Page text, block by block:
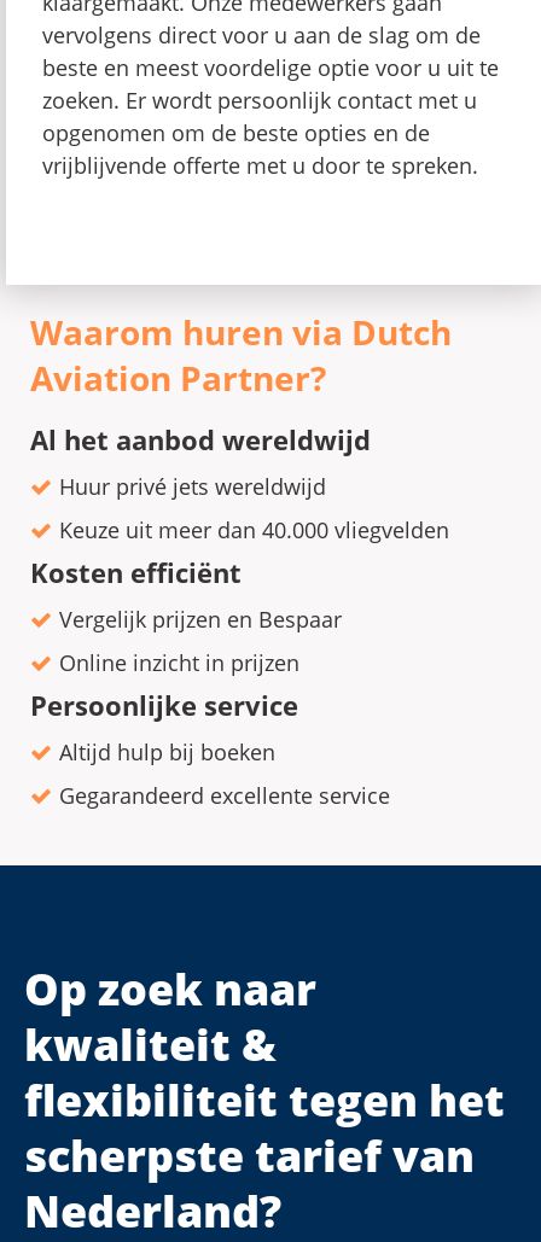
vervolgens direct voor u aan de slag om de
beste en meest voordelige optie voor u uit te
zoeken. Er wordt persoonlijk contact met u
opgenomen om de beste opties en de
vrijblijvende offerte met u door te spreken.
Waarom huren via Dutch
Aviation Partner?
Al het aanbod wereldwijd
Huur privé jets wereldwijd
Keuze uit meer dan 40.000 vliegvelden
Kosten efficiënt
Vergelijk prijzen en Bespaar
Online inzicht in prijzen
Persoonlijke service
Altijd hulp bij boeken
Gegarandeerd excellente service
Op zoek naar
kwaliteit &
flexibiliteit tegen het
scherpste tarief van
Nederland?